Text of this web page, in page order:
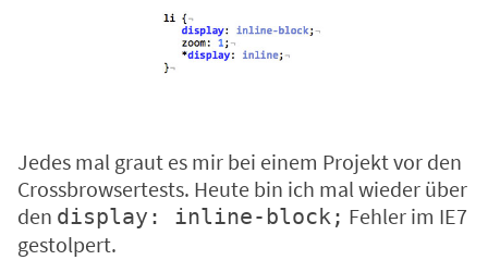
Jedes mal graut es mir bei einem Projekt vor den
Crossbrowsertests. Heute bin ich mal wieder über
den display: inline-block; Fehler im IE7
gestolpert.